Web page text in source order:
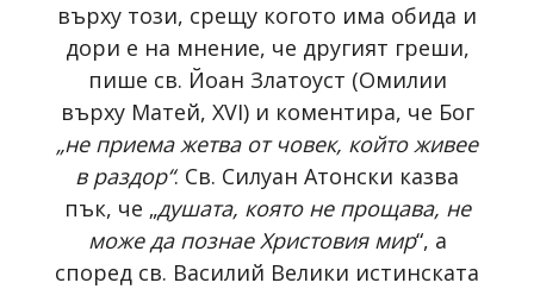
върху този, срещу когото има обида и
дори е на мнение, че другият греши,
пише св. Йоан Златоуст (Омилии
върху Матей, XVI) и коментира, че Бог
„не приема жетва от човек, който живее
в раздор“. Св. Силуан Атонски казва
пък, че „душата, която не прощава, не
може да познае Христовия мир“, а
според св. Василий Велики истинската